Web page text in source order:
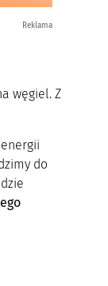
Reklama
węgiel. Z
do